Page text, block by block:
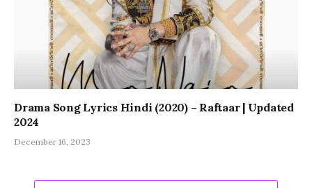
Drama Song Lyrics Hindi (2020) – Raftaar | Updated
2024
December 16, 2023